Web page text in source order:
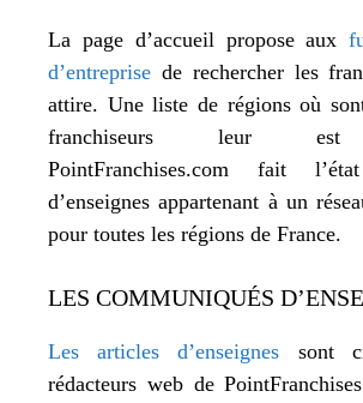
La page d’accueil propose aux
d’entreprise de rechercher les
attire. Une liste de régions où
franchiseurs leur est
PointFranchises.com fait
d’enseignes appartenant à un
pour toutes les régions de France.
LES COMMUNIQUÉS
Les articles d’enseignes sont
rédacteurs web de